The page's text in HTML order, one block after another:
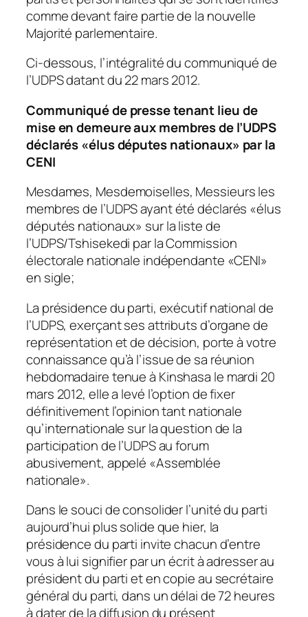
comme devant faire partie de la nouvelle
Majorité parlementaire.
Ci-dessous, l’intégralité du communiqué de
l’UDPS datant du 22 mars 2012.
Communiqué de presse tenant lieu de
mise en demeure aux membres de l’UDPS
déclarés «élus députes nationaux» par la
CENI
Mesdames, Mesdemoiselles, Messieurs les
membres de l’UDPS ayant été déclarés «élus
députés nationaux» sur la liste de
l’UDPS/Tshisekedi par la Commission
électorale nationale indépendante «CENI»
en sigle;
La présidence du parti, exécutif national de
l’UDPS, exerçant ses attributs d’organe de
représentation et de décision, porte à votre
connaissance qu’à l’issue de sa réunion
hebdomadaire tenue à Kinshasa le mardi 20
mars 2012, elle a levé l’option de fixer
définitivement l’opinion tant nationale
qu’internationale sur la question de la
participation de l’UDPS au forum
abusivement, appelé «Assemblée
nationale».
Dans le souci de consolider l’unité du parti
aujourd’hui plus solide que hier, la
présidence du parti invite chacun d’entre
vous à lui signifier par un écrit à adresser au
président du parti et en copie au secrétaire
général du parti, dans un délai de 72 heures
à dater de la diffusion du présent